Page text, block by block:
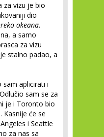
za vizu je bio
dio
okeana.
a samo
za vizu
stalno padao, a
sam aplicirati i
sam se za
je i Toronto bio
Kasnije će se
i Seattle
za nas sa